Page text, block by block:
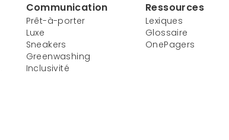
Communication
Prêt-à-porter
Luxe
Sneakers
Greenwashing
Inclusivité
Ressources
Lexiques
Glossaire
OnePagers